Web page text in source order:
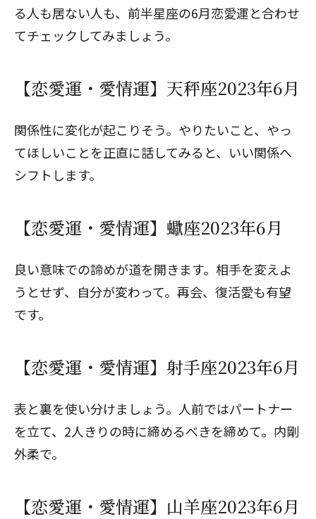
る人も居ない人も、 前半星座の6月恋愛運と合わせ
てチェックしてみましょう。
【恋愛運・愛情運】天秤座2023年6月
関係性に変化が起こりそう。やりたいこと、やっ
てほしいことを正直に話してみると、いい関係へ
シフトします。
【恋愛運・愛情運】蠍座2023年6月
良い意味での諦めが道を開きます。相手を変えよ
うとせず、自分が変わって。再会、復活愛も有望
です。
【恋愛運・愛情運】射手座2023年6月
表と裏を使い分けましょう。人前ではパートナー
を立て、2人きりの時に締めるべきを締めて。内剛
外柔で。
【恋愛運・愛情運】山羊座2023年6月